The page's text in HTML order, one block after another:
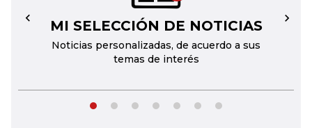
MI SELECCIÓN DE NOTICIAS
Noticias personalizadas, de acuerdo a sus
temas de interés
← →